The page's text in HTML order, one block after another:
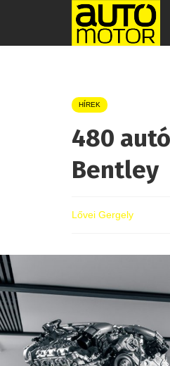
HÍREK
480
Bentley
Lővei Gergely